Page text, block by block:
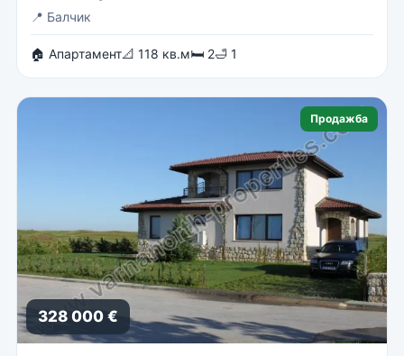
📍 Балчик
🏠 Апартамент📐 118 кв.м🛏 2🛁 1
Продажба
328 000 €